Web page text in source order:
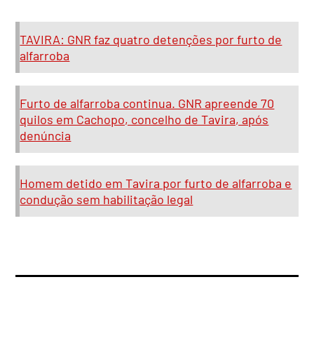
TAVIRA: GNR faz quatro detenções por furto de
alfarroba
Furto de alfarroba continua. GNR apreende 70
quilos em Cachopo, concelho de Tavira, após
denúncia
Homem detido em Tavira por furto de alfarroba e
condução sem habilitação legal